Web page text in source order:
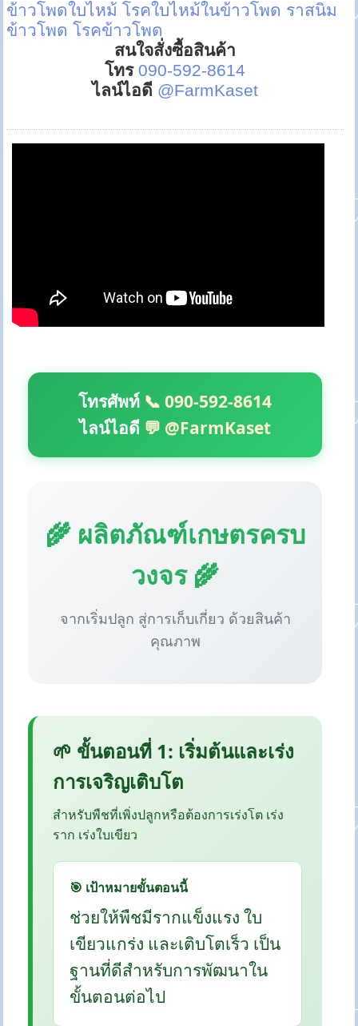
ข้าวโพดใบไหม้ โรคใบไหม้ในข้าวโพด ราสนิม
ข้าวโพด โรคข้าวโพด
สนใจสั่งซื้อสินค้า
โทร 090-592-8614
ไลน์ไอดี @FarmKaset
โทรศัพท์ 📞 090-592-8614
ไลน์ไอดี 💬 @FarmKaset
🌾 ผลิตภัณฑ์เกษตรครบ
วงจร 🌾
จากเริ่มปลูก สู่การเก็บเกี่ยว ด้วยสินค้า
คุณภาพ
🌱 ขั้นตอนที่ 1: เริ่มต้นและเร่ง
การเจริญเติบโต
สำหรับพืชที่เพิ่งปลูกหรือต้องการเร่งโต เร่ง
ราก เร่งใบเขียว
🎯 เป้าหมายขั้นตอนนี้
ช่วยให้พืชมีรากแข็งแรง ใบ
เขียวแกร่ง และเติบโตเร็ว เป็น
ฐานที่ดีสำหรับการพัฒนาใน
ขั้นตอนต่อไป